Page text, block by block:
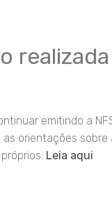
realizada
emitindo a
as orientações
Leia aqui